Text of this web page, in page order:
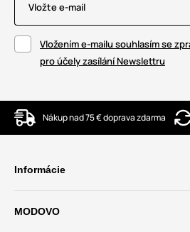
Vložte e-mail
Vložením e-mailu souhlasím se
pro účely zasílání Newslettru
Nákup nad 75 € doprava zdarma
Informácie
MODOVO